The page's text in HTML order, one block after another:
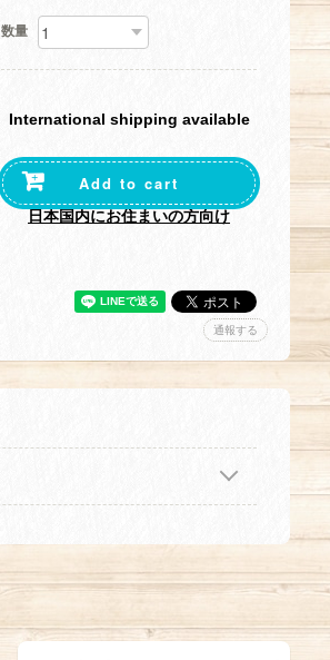
数量
International shipping available
Add to cart
日本国内にお住まいの方向け
通報する